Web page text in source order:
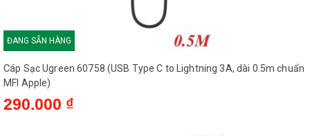
ĐANG SẴN HÀNG
Cáp Sạc Ugreen 60758 (USB Type C to Lightning 3A, dài 0.5m chuẩn
MFI Apple)
290.000 ₫